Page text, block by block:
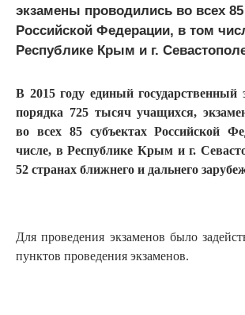
экзамены проводились во всех 85
Российской Федерации, в том
Республике Крым и г.
В 2015 году единый государственный
порядка 725 тысяч учащихся,
во всех 85 субъектах Российской
числе, в Республике Крым и г.
52 странах ближнего и дальнего
Для проведения экзаменов было
пунктов проведения экзаменов.